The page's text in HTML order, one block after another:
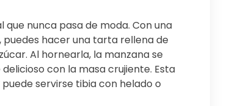
nunca pasa de moda. Con una
puedes hacer una tarta rellena de
Al hornearla, la manzana se
con la masa crujiente. Esta
servirse tibia con helado o